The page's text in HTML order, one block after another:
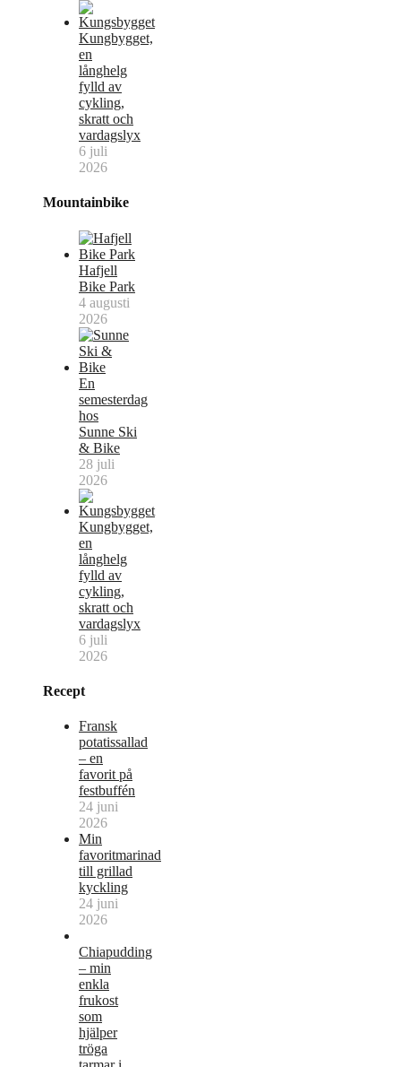
Kungbygget,
en
långhelg
fylld av
cykling,
skratt och
vardagslyx
6 juli
2026
Mountainbike
Hafjell
Bike Park
4 augusti
2026
En
semesterdag
hos
Sunne Ski
& Bike
28 juli
2026
Kungbygget,
en
långhelg
fylld av
cykling,
skratt och
vardagslyx
6 juli
2026
Recept
Fransk
potatissallad
– en
favorit på
festbuffén
24 juni
2026
Min
favoritmarinad
till grillad
kyckling
24 juni
2026
Chiapudding
– min
enkla
frukost
som
hjälper
tröga